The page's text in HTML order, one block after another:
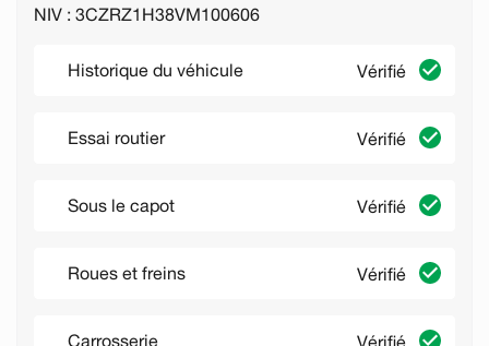
NIV : 3CZRZ1H38VM100606
Historique du véhicule Vérifié
Essai routier Vérifié
Sous le capot Vérifié
Roues et freins Vérifié
Carrosserie Vérifié